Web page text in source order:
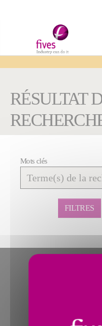
RÉSULTAT
Affiner
la
recherche
Mots clés
FILTRES